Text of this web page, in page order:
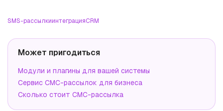
SMS-рассылкиинтеграцияCRM
Может пригодиться
Модули и плагины для вашей системы
Сервис СМС-рассылок для бизнеса
Сколько стоит СМС-рассылка